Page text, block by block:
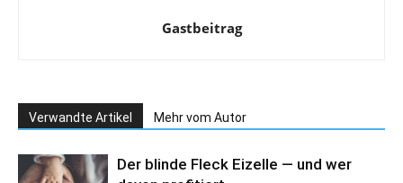
Gastbeitrag
Verwandte Artikel Mehr vom Autor
Der blinde Fleck Eizelle — und wer